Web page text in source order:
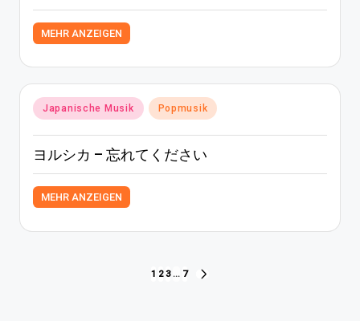
MEHR ANZEIGEN
Posted
in
Japanische Musik Popmusik
ヨルシカ – 忘れてください
MEHR ANZEIGEN
Seitennummerierung
1 2 3 … 7